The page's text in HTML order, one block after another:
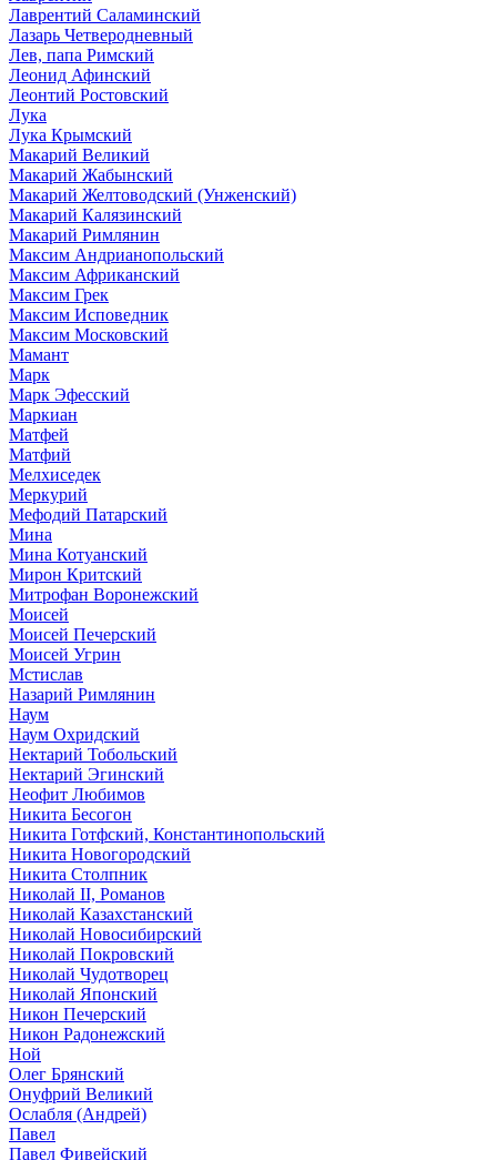
Лаврентий Саламинский
Лазарь Четверодневный
Лев, папа Римский
Леонид Афинский
Леонтий Ростовский
Лука
Лука Крымский
Макарий Великий
Макарий Жабынский
Макарий Желтоводский (Унженский)
Макарий Калязинский
Макарий Римлянин
Максим Андрианопольский
Максим Африканский
Максим Грек
Максим Исповедник
Максим Московский
Мамант
Марк
Марк Эфесский
Маркиан
Матфей
Матфий
Мелхиседек
Меркурий
Мефодий Патарский
Мина
Мина Котуанский
Мирон Критский
Митрофан Воронежский
Моисей
Моисей Печерский
Моисей Угрин
Мстислав
Назарий Римлянин
Наум
Наум Охридский
Нектарий Тобольский
Нектарий Эгинский
Неофит Любимов
Никита Бесогон
Никита Готфский, Константинопольский
Никита Новогородский
Никита Столпник
Николай II, Романов
Николай Казахстанский
Николай Новосибирский
Николай Покровский
Николай Чудотворец
Николай Японский
Никон Печерский
Никон Радонежский
Ной
Олег Брянский
Онуфрий Великий
Ослабля (Андрей)
Павел
Павел Фивейский